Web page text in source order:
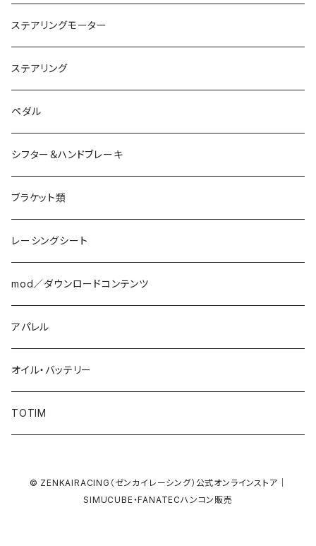
ステアリング
SIMアイテム
アパレル
ステアリングモーター
ステアリング
ペダル
シフター＆ハンドブレーキ
ブラケット類
レーシングシート
mod／ダウンロードコンテンツ
アパレル
オイル・バッテリー
TOTIM
© ZENKAIRACING（ゼンカイレーシング）公式オンラインストア｜
SIMUCUBE・FANATECハンコン販売